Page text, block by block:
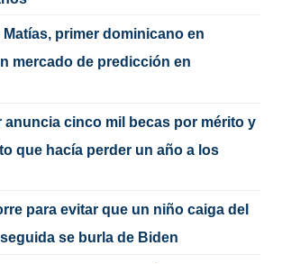
primer dominicano en
mercado de predicción en
anuncia cinco mil becas por mérito y
que hacía perder un año a los
para evitar que un niño caiga del
se burla de Biden